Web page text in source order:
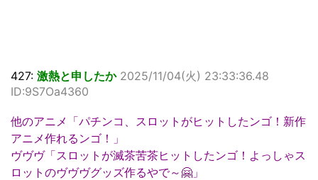
427: 激熱と申したか 2025/11/04(火) 23:33:36.48
ID:9S7Oa4360
他のアニメ「パチンコ、スロットがヒットしたンゴ！新作
アニメ作れるンゴ！」
ヴヴヴ「スロットが滅茶苦茶ヒットしたンゴ！よっしゃス
ロットのヴヴヴグッズ作るやで～🤗」